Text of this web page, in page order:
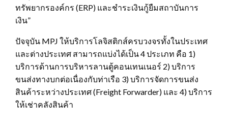
ทรัพยากรองค์กร (ERP) และชำระเงินกู้ยืมสถาบันการ
เงิน”
ปัจจุบัน MPJ ให้บริการโลจิสติกส์ครบวงจรทั้งในประเทศ
และต่างประเทศ สามารถแบ่งได้เป็น 4 ประเภท คือ 1)
บริการด้านการบริหารลานตู้คอนเทนเนอร์ 2) บริการ
ขนส่งทางบกต่อเนื่องกับท่าเรือ 3) บริการจัดการขนส่ง
สินค้าระหว่างประเทศ (Freight Forwarder) และ 4) บริการ
ให้เช่าคลังสินค้า